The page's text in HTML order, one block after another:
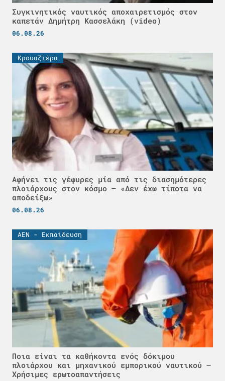
Συγκινητικός ναυτικός αποχαιρετισμός στον
καπετάν Δημήτρη Κασσελάκη (video)
06.08.26
Κρουαζιέρα
Αφήνει τις γέφυρες μία από τις διασημότερες
πλοιάρχους στον κόσμο – «Δεν έχω τίποτα να
αποδείξω»
06.08.26
ΑΕΝ - Εκπαίδευση
Ποια είναι τα καθήκοντα ενός δόκιμου
πλοιάρχου και μηχανικού εμπορικού ναυτικού –
Χρήσιμες ερωτοαπαντήσεις